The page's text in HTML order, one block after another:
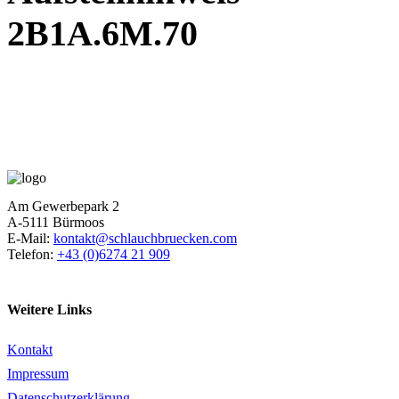
2B1A.6M.70
Am Gewerbepark 2
A-5111 Bürmoos
E-Mail: kontakt@schlauchbruecken.com
Telefon: +43 (0)6274 21 909
Weitere Links
Kontakt
Impressum